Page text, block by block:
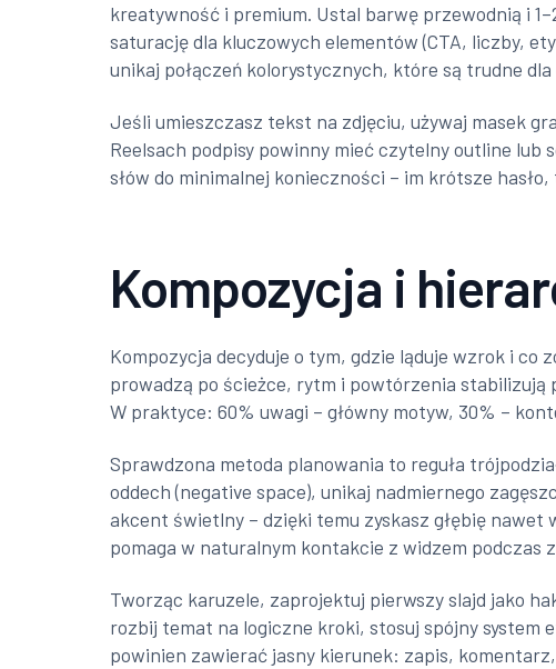
kreatywność i premium. Ustal barwę przewodnią i
saturację dla kluczowych elementów (CTA, liczby,
unikaj połączeń kolorystycznych, które są trudne
Jeśli umieszczasz tekst na zdjęciu, używaj masek
Reelsach podpisy powinny mieć czytelny outline
słów do minimalnej konieczności – im krótsze
Kompozycja i
Kompozycja decyduje o tym, gdzie ląduje wzrok i co
prowadzą po ścieżce, rytm i powtórzenia stabilizują
W praktyce: 60% uwagi – główny motyw, 30% –
Sprawdzona metoda planowania to reguła
oddech (negative space), unikaj nadmiernego
akcent świetlny – dzięki temu zyskasz głębię
pomaga w naturalnym kontakcie z widzem podczas
Tworząc karuzele, zaprojektuj pierwszy slajd jako
rozbij temat na logiczne kroki, stosuj spójny system
powinien zawierać jasny kierunek: zapis,